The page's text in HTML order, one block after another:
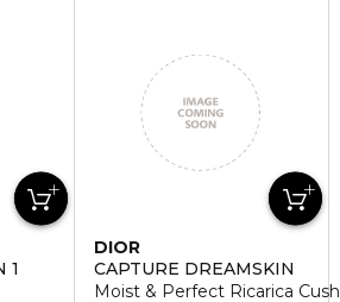
1
DIOR
CAPTURE DREAMSKIN
Moist & Perfect Ricarica